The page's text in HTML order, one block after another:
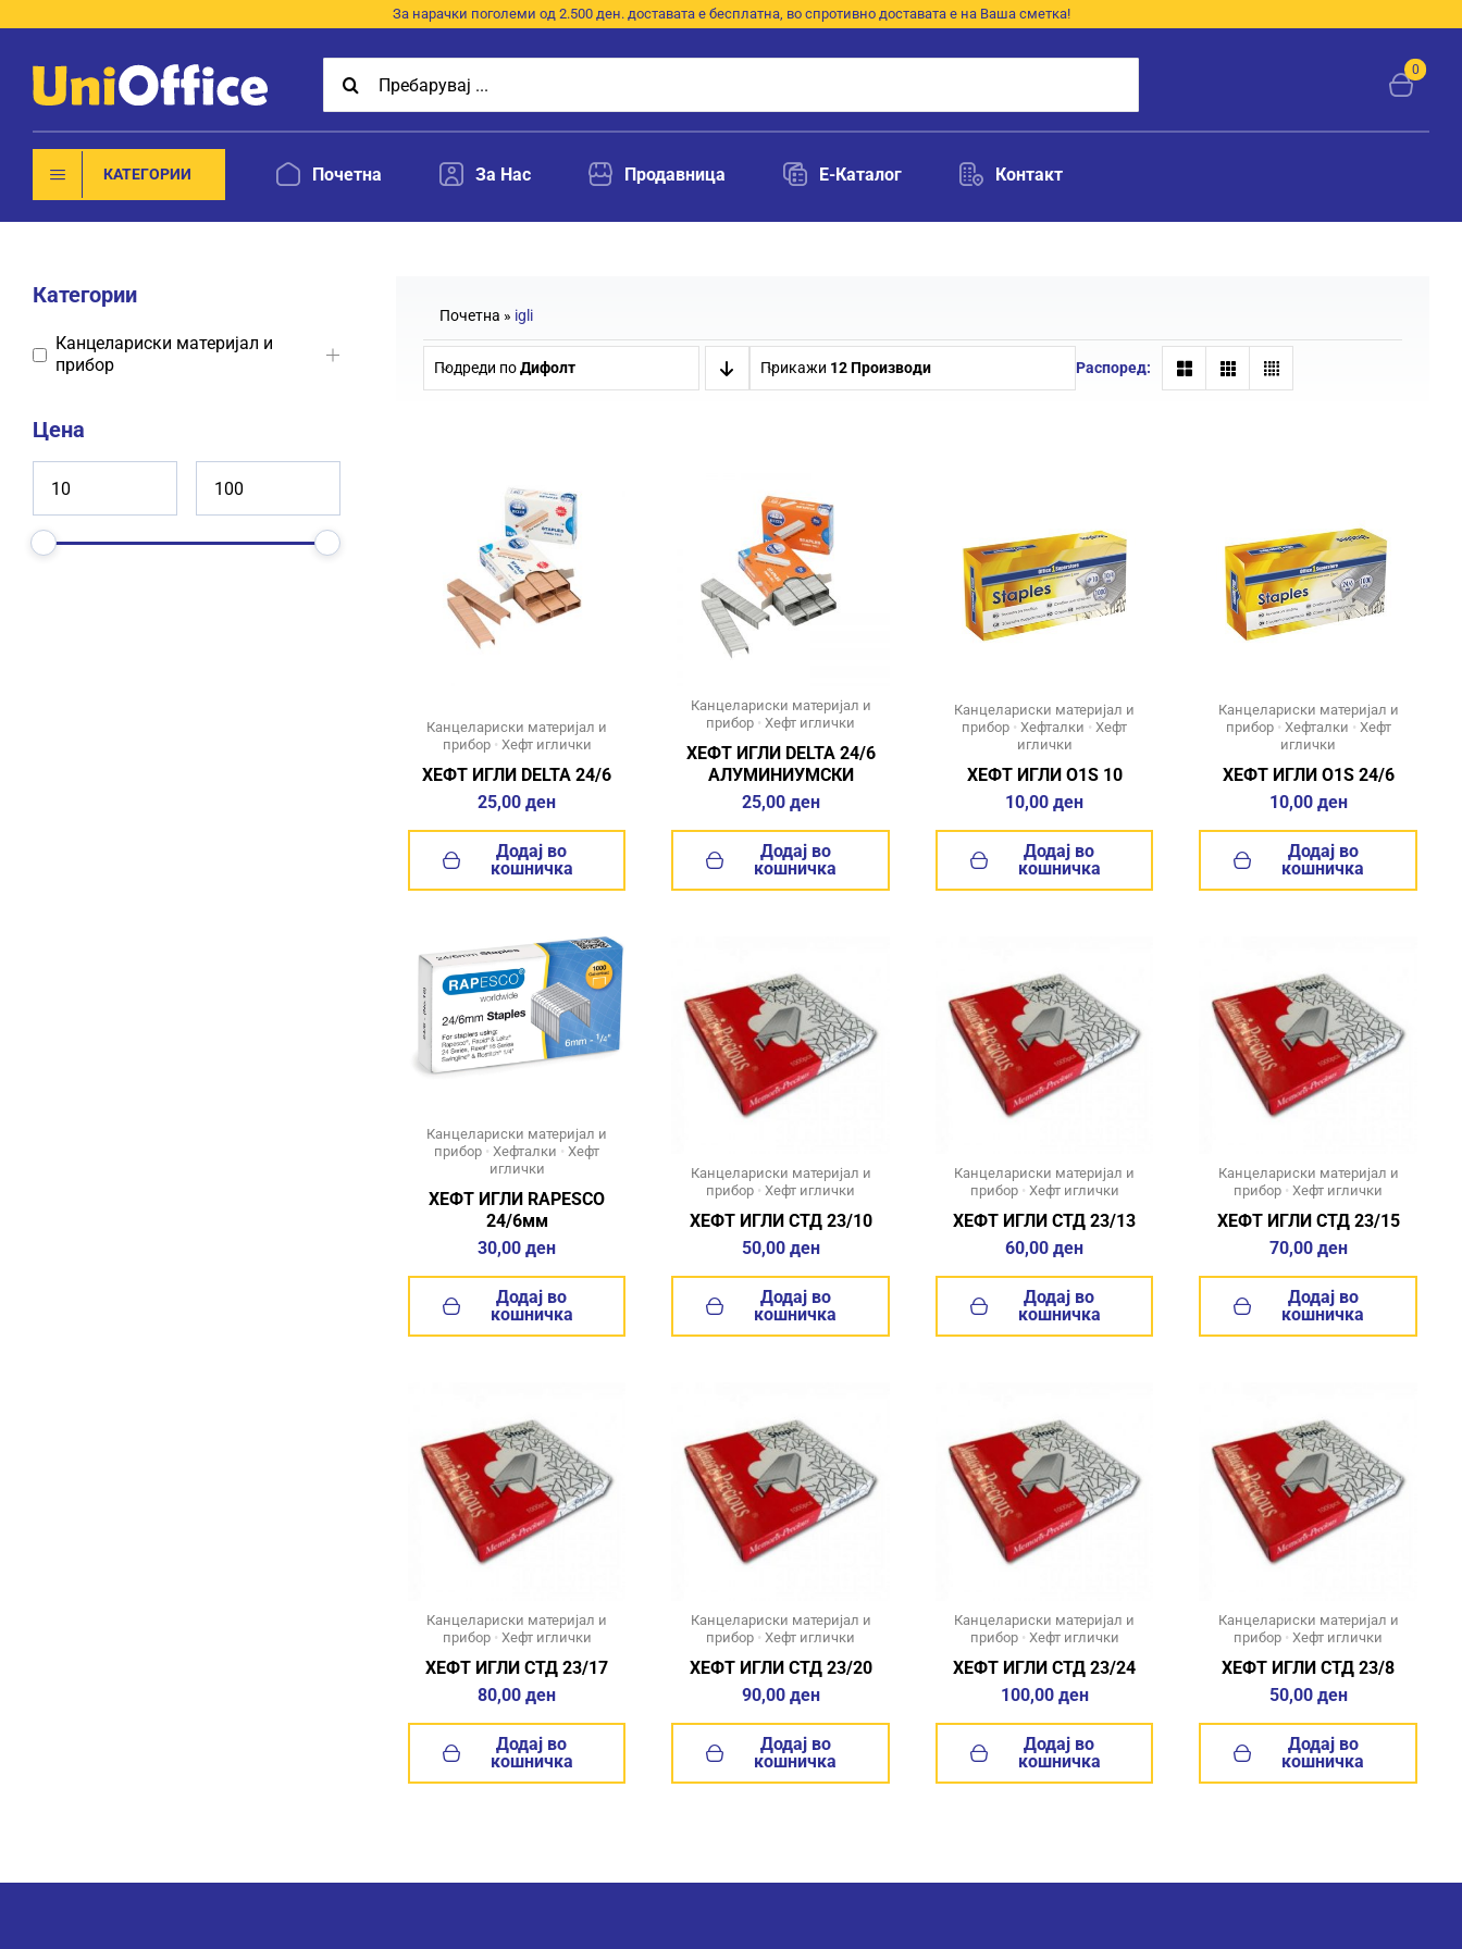
content
За нарачки поголеми од 2.500 ден. доставата е бесплатна, во спротивно доставата е на Ваша сметка!
0
КАТЕГОРИИ Почетна За Нас Продавница E-Каталог Контакт
Категории
Канцелариски материјал и
прибор
Цена
Почетна » igli
Подреди поДифолт Прикажи 12 Производи Распоред:
Канцелариски материјал и
прибор• Хефт иглички
ХЕФТ ИГЛИ DELTA 24/6
25,00ден
Додај во
кошничка
Канцелариски материјал и
прибор •Хефт иглички
ХЕФТ ИГЛИ DELTA 24/6
АЛУМИНИУМСКИ
25,00 ден
Додај во
кошничка
Канцелариски материјал и
прибор •Хефталки •Хефт
иглички
ХЕФТ ИГЛИ O1S 10
10,00ден
Додај во
кошничка
Канцелариски материјал и
прибор• Хефталки • Хефт
иглички
ХЕФТ ИГЛИ O1S 24/6
10,00 ден
Додај во
кошничка
Канцелариски материјал и
прибор •Хефталки •Хефт
иглички
ХЕФТ ИГЛИ RAPESCO
24/6мм
30,00ден
Додај во
кошничка
Канцелариски материјал и
прибор •Хефт иглички
ХЕФТ ИГЛИ СТД 23/10
50,00 ден
Додај во
кошничка
Канцелариски материјал и
прибор• Хефт иглички
ХЕФТ ИГЛИ СТД 23/13
60,00ден
Додај во
кошничка
Канцелариски материјал и
прибор •Хефт иглички
ХЕФТ ИГЛИ СТД 23/15
70,00 ден
Додај во
кошничка
Канцелариски материјал и
прибор• Хефт иглички
ХЕФТ ИГЛИ СТД 23/17
80,00ден
Додај во
кошничка
Канцелариски материјал и
прибор •Хефт иглички
ХЕФТ ИГЛИ СТД 23/20
90,00 ден
Додај во
кошничка
Канцелариски материјал и
прибор• Хефт иглички
ХЕФТ ИГЛИ СТД 23/24
100,00 ден
Додај во
кошничка
Канцелариски материјал и
прибор •Хефт иглички
ХЕФТ ИГЛИ СТД 23/8
50,00 ден
Додај во
кошничка